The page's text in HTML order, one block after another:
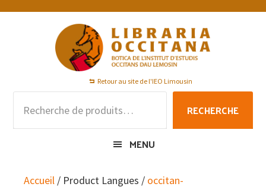
Passer
Passer
Passer
Retour au site de l'IEO Limousin
pour :
RECHERCHE
MENU
Accueil / Product Langues / occitan-